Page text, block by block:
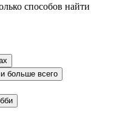
способов найти
больше всего